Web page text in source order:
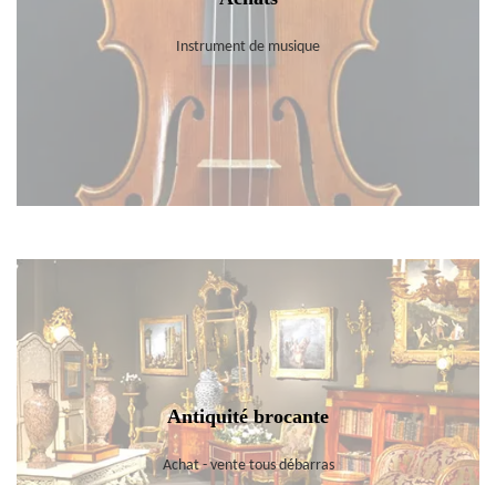
Instrument de musique
Antiquité brocante
Achat - vente tous débarras